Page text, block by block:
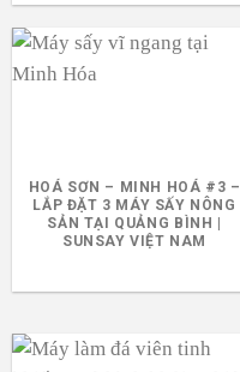
HOÁ SƠN – MINH HOÁ #3 –
LẮP ĐẶT 3 MÁY SẤY NÔNG
SẢN TẠI QUẢNG BÌNH |
SUNSAY VIỆT NAM